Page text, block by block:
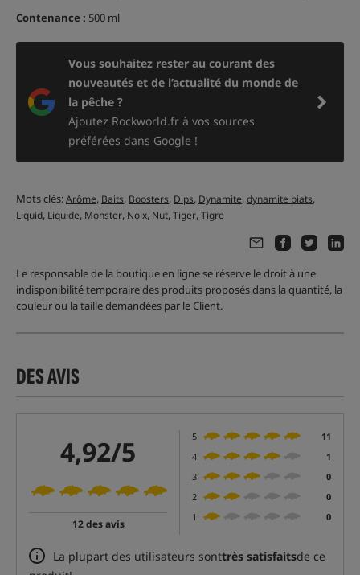
Contenance : 500 ml
Vous souhaitez rester au courant des
nouveautés et de l’actualité du monde de
la pêche ?
Ajoutez Rockworld.fr à vos sources
préférées dans Google !
Mots clés:Arôme, Baits, Boosters, Dips, Dynamite,dynamite biats,
Liquid, Liquide, Monster, Noix, Nut,Tiger,Tigre
Le responsable de la boutique en ligne se réserve le droit à une
indisponibilité temporaire des produits proposés dans la quantité, la
couleur ou la taille demandées par le Client.
DES AVIS
4,92/5
12 des avis
5
11
4
1
3
0
2
0
1
0
La plupart des utilisateurs sonttrès satisfaitsde ce